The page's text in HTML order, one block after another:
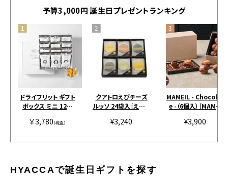
予算3,000円 誕生日プレゼントランキング
ドライフリット ギフト
ボックス ミニ 12個
￥3,780（税込）
クアトロえびチーズ
ルッソ 24袋入［えびと
AHIDE］
¥3,240
MAMEIL - Chocolat
e -（6個入）［MAMEI
¥3,900
HYACCAで誕生日ギフトを探す